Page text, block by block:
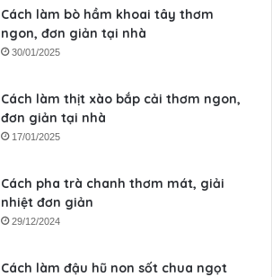
Cách làm bò hầm khoai tây thơm
ngon, đơn giản tại nhà
30/01/2025
Cách làm thịt xào bắp cải thơm ngon,
đơn giản tại nhà
17/01/2025
Cách pha trà chanh thơm mát, giải
nhiệt đơn giản
29/12/2024
Cách làm đậu hũ non sốt chua ngọt